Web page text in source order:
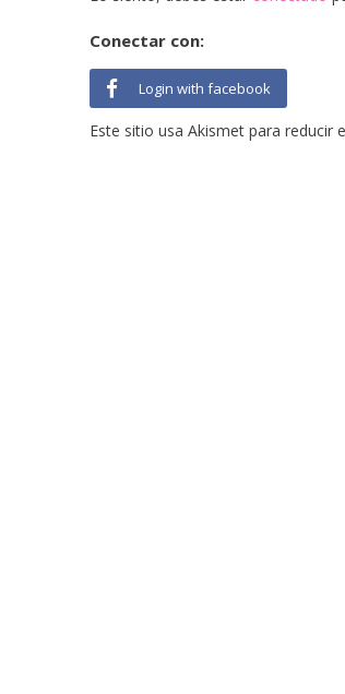
Conectar con:
Login with facebook
Este sitio usa Akismet para reducir